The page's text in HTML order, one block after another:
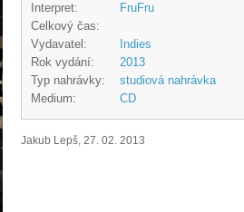
Interpret:
FruFru
Celkový čas:
Vydavatel:
Indies
Rok vydání:
2013
Typ nahrávky:
studiová nahrávka
Medium:
CD
Jakub Lepš, 27. 02. 2013